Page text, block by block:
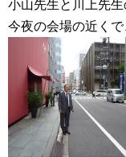
小山先生と川上先
今夜の会場の近く